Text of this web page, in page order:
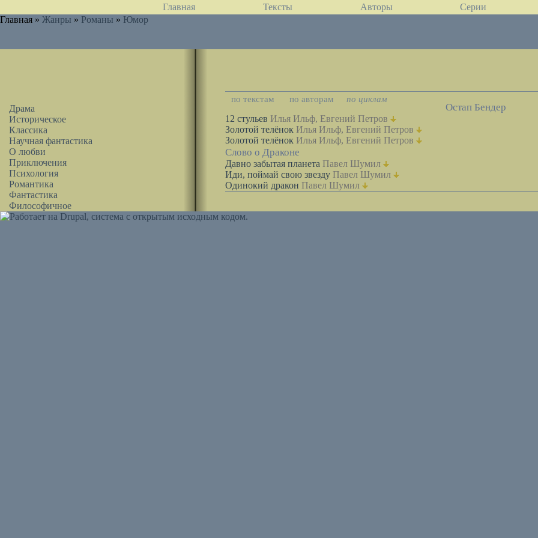
Главная Тексты Авторы Серии
Главная » Жанры » Романы » Юмор
Драма
Историческое
Классика
Научная фантастика
О любви
Приключения
Психология
Романтика
Фантастика
Философичное
по текстам по авторам по циклам
Остап Бендер
12 стульев Илья Ильф, Евгений Петров
Золотой телёнок Илья Ильф, Евгений Петров
Золотой телёнок Илья Ильф, Евгений Петров
Слово о Драконе
Давно забытая планета Павел Шумил
Иди, поймай свою звезду Павел Шумил
Одинокий дракон Павел Шумил